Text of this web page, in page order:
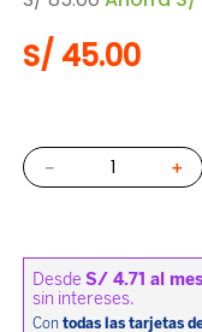
S/ 45.00
＋
－